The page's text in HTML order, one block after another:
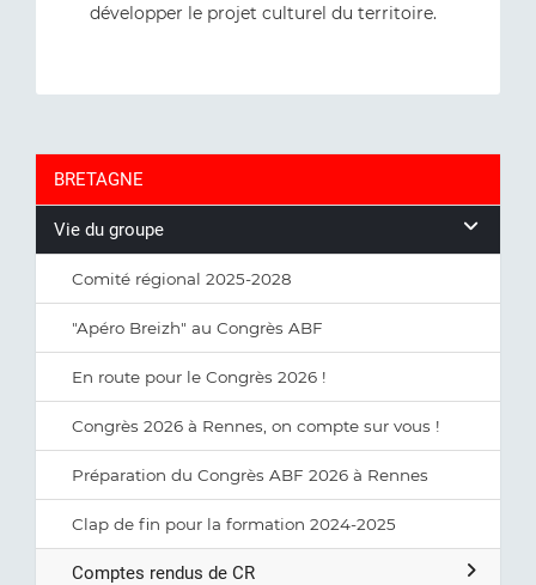
développer le projet culturel du territoire.
BRETAGNE
Vie du groupe
Comité régional 2025-2028
"Apéro Breizh" au Congrès ABF
En route pour le Congrès 2026 !
Congrès 2026 à Rennes, on compte sur vous !
Préparation du Congrès ABF 2026 à Rennes
Clap de fin pour la formation 2024-2025
Comptes rendus de CR